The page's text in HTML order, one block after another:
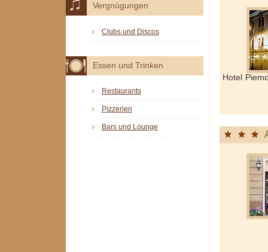
Hotel
Vergnügungen
Clubs und Discos
Essen und Trinken
Restaurants
Pizzerien
Bars und Lounge